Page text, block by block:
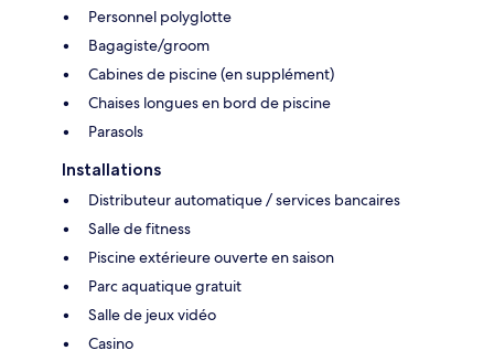
Personnel polyglotte
Bagagiste/groom
Cabines de piscine (en supplément)
Chaises longues en bord de piscine
Parasols
Installations
Distributeur automatique / services bancaires
Salle de fitness
Piscine extérieure ouverte en saison
Parc aquatique gratuit
Salle de jeux vidéo
Casino